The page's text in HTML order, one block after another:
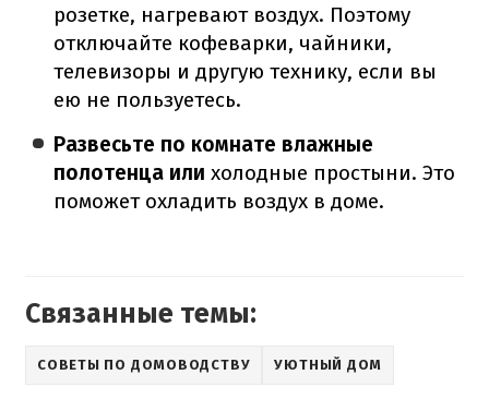
розетке, нагревают воздух. Поэтому
отключайте кофеварки, чайники,
телевизоры и другую технику, если вы
ею не пользуетесь.
Развесьте по комнате влажные
полотенца илихолодные простыни. Это
поможет охладить воздух в доме.
Связанные темы:
СОВЕТЫ ПО ДОМОВОДСТВУ УЮТНЫЙ ДОМ